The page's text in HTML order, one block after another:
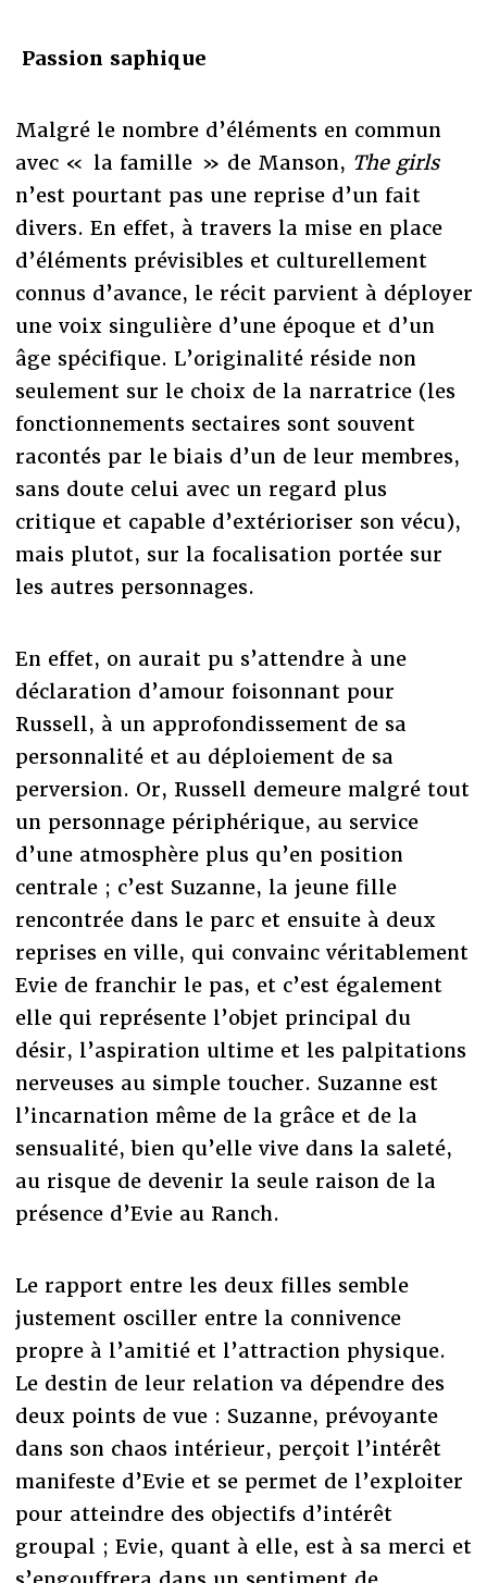
Passion saphique
Malgré le nombre d’éléments en commun
avec « la famille » de Manson, The girls
n’est pourtant pas une reprise d’un fait
divers. En effet, à travers la mise en place
d’éléments prévisibles et culturellement
connus d’avance, le récit parvient à déployer
une voix singulière d’une époque et d’un
âge spécifique. L’originalité réside non
seulement sur le choix de la narratrice (les
fonctionnements sectaires sont souvent
racontés par le biais d’un de leur membres,
sans doute celui avec un regard plus
critique et capable d’extérioriser son vécu),
mais plutot, sur la focalisation portée sur
les autres personnages.
En effet, on aurait pu s’attendre à une
déclaration d’amour foisonnant pour
Russell, à un approfondissement de sa
personnalité et au déploiement de sa
perversion. Or, Russell demeure malgré tout
un personnage périphérique, au service
d’une atmosphère plus qu’en position
centrale ; c’est Suzanne, la jeune fille
rencontrée dans le parc et ensuite à deux
reprises en ville, qui convainc véritablement
Evie de franchir le pas, et c’est également
elle qui représente l’objet principal du
désir, l’aspiration ultime et les palpitations
nerveuses au simple toucher. Suzanne est
l’incarnation même de la grâce et de la
sensualité, bien qu’elle vive dans la saleté,
au risque de devenir la seule raison de la
présence d’Evie au Ranch.
Le rapport entre les deux filles semble
justement osciller entre la connivence
propre à l’amitié et l’attraction physique.
Le destin de leur relation va dépendre des
deux points de vue : Suzanne, prévoyante
dans son chaos intérieur, perçoit l’intérêt
manifeste d’Evie et se permet de l’exploiter
pour atteindre des objectifs d’intérêt
groupal ; Evie, quant à elle, est à sa merci et